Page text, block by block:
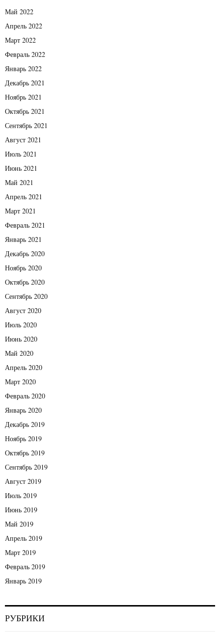
Май 2022
Апрель 2022
Март 2022
Февраль 2022
Январь 2022
Декабрь 2021
Ноябрь 2021
Октябрь 2021
Сентябрь 2021
Август 2021
Июль 2021
Июнь 2021
Май 2021
Апрель 2021
Март 2021
Февраль 2021
Январь 2021
Декабрь 2020
Ноябрь 2020
Октябрь 2020
Сентябрь 2020
Август 2020
Июль 2020
Июнь 2020
Май 2020
Апрель 2020
Март 2020
Февраль 2020
Январь 2020
Декабрь 2019
Ноябрь 2019
Октябрь 2019
Сентябрь 2019
Август 2019
Июль 2019
Июнь 2019
Май 2019
Апрель 2019
Март 2019
Февраль 2019
Январь 2019
РУБРИКИ